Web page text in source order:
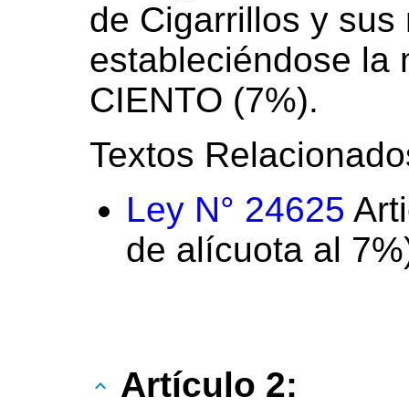
de Cigarrillos y sus
estableciéndose la
CIENTO (7%).
Textos
Ley N° 24625
de alícuota al
Artículo 2: